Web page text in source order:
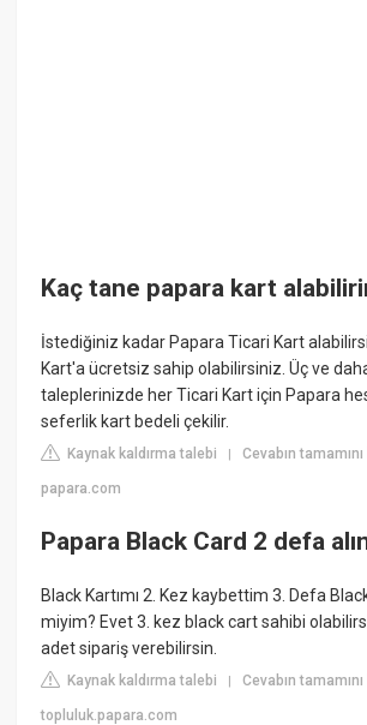
Kaç tane papara kart
İstediğiniz kadar Papara Ticari Kart
Kart'a ücretsiz sahip olabilirsiniz. Üç ve
taleplerinizde her Ticari Kart için Papara
seferlik kart bedeli çekilir.
Kaynak kaldırma talebi |Cevabın
papara.com
Papara Black Card 2 defa
Black Kartımı 2. Kez kaybettim 3. Defa
miyim? Evet 3. kez black cart sahibi
adet sipariş verebilirsin.
Kaynak kaldırma talebi |Cevabın
topluluk.papara.com